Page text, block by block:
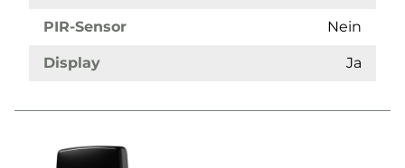
PIR-Sensor Nein
Display Ja